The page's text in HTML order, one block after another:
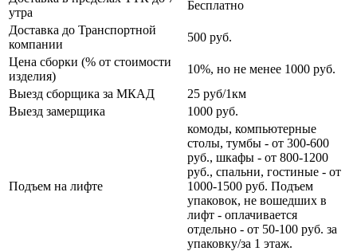
утра
Бесплатно
Доставка до Транспортной
компании
500 руб.
Цена сборки (% от стоимости
изделия)
10%, но не менее 1000 руб.
Выезд сборщика за МКАД
25 руб/1км
Выезд замерщика
1000 руб.
Подъем на лифте
комоды, компьютерные
столы, тумбы - от 300-600
руб., шкафы - от 800-1200
руб., спальни, гостиные - от
1000-1500 руб. Подъем
упаковок, не вошедших в
лифт - оплачивается
отдельно - от 50-100 руб. за
упаковку/за 1 этаж.